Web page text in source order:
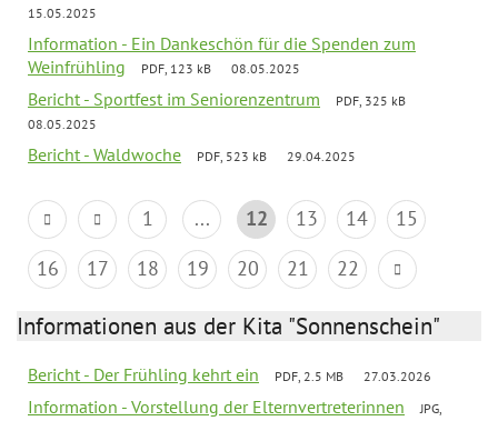
15.05.2025
Information - Ein Dankeschön für die Spenden zum
Weinfrühling
PDF, 123 kB 08.05.2025
Bericht - Sportfest im Seniorenzentrum
PDF, 325 kB
08.05.2025
Bericht - Waldwoche PDF, 523 kB 29.04.2025
1 ... 12 13 14
15
16
17 18 19 20 21 22
Informationen aus der Kita "Sonnenschein"
Bericht - Der Frühling kehrt ein PDF, 2.5 MB 27.03.2026
Information - Vorstellung der Elternvertreterinnen
JPG,